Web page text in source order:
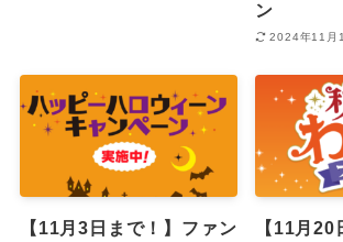
ン
2024年11月
【11月3日まで！】ファン
【11月